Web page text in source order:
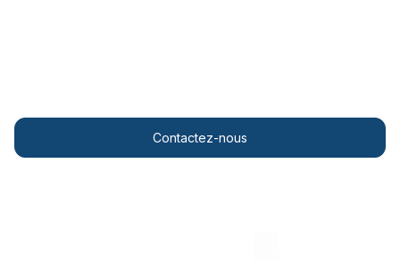
Contactez-nous